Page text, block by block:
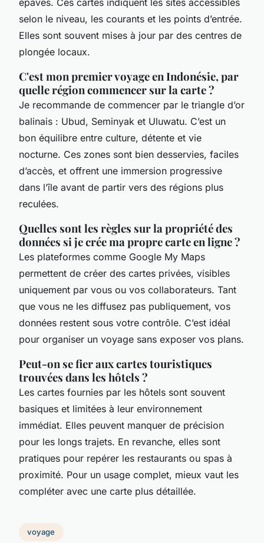
selon le niveau, les courants et les points d’entrée.
Elles sont souvent mises à jour par des centres de
plongée locaux.
C'est mon premier voyage en Indonésie, par
quelle région commencer sur la carte ?
Je recommande de commencer par le triangle d’or
balinais : Ubud, Seminyak et Uluwatu. C’est un
bon équilibre entre culture, détente et vie
nocturne. Ces zones sont bien desservies, faciles
d’accès, et offrent une immersion progressive
dans l’île avant de partir vers des régions plus
reculées.
Quelles sont les règles sur la propriété des
données si je crée ma propre carte en ligne ?
Les plateformes comme Google My Maps
permettent de créer des cartes privées, visibles
uniquement par vous ou vos collaborateurs. Tant
que vous ne les diffusez pas publiquement, vos
données restent sous votre contrôle. C’est idéal
pour organiser un voyage sans exposer vos plans.
Peut-on se fier aux cartes touristiques
trouvées dans les hôtels ?
Les cartes fournies par les hôtels sont souvent
basiques et limitées à leur environnement
immédiat. Elles peuvent manquer de précision
pour les longs trajets. En revanche, elles sont
pratiques pour repérer les restaurants ou spas à
proximité. Pour un usage complet, mieux vaut les
compléter avec une carte plus détaillée.
voyage